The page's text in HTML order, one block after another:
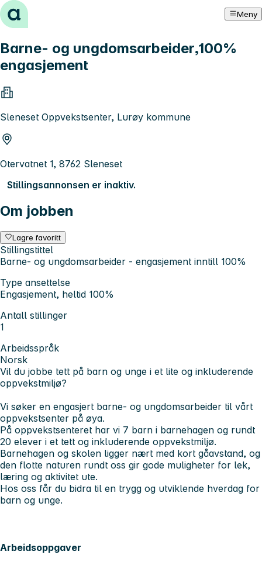
Hopp til innhold Meny
Barne- og ungdomsarbeider,100%
engasjement
Sleneset Oppvekstsenter, Lurøy kommune
Otervatnet 1, 8762 Sleneset
Stillingsannonsen er inaktiv.
Om jobben
Lagre favoritt
Stillingstittel
Barne- og ungdomsarbeider - engasjement inntill 100%
Type ansettelse
Engasjement, heltid 100%
Antall stillinger
1
Arbeidsspråk
Norsk
Vil du jobbe tett på barn og unge i et lite og inkluderende
oppvekstmiljø?
Vi søker en engasjert barne- og ungdomsarbeider til vårt
oppvekstsenter på øya.
På oppvekstsenteret har vi 7 barn i barnehagen og rundt
20 elever i et tett og inkluderende oppvekstmiljø.
Barnehagen og skolen ligger nært med kort gåavstand, og
den flotte naturen rundt oss gir gode muligheter for lek,
læring og aktivitet ute.
Hos oss får du bidra til en trygg og utviklende hverdag for
barn og unge.
Arbeidsoppgaver